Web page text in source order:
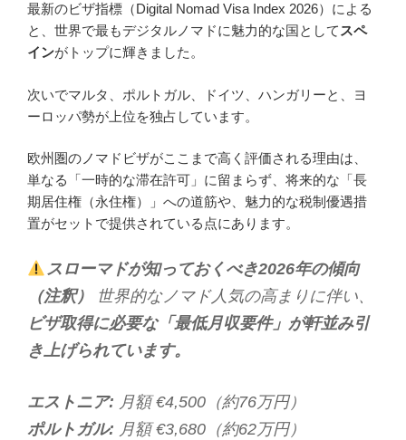
最新のビザ指標（Digital Nomad Visa Index 2026）による
と、世界で最もデジタルノマドに魅力的な国として スペ
インがトップに輝きました。
次いでマルタ、ポルトガル、ドイツ、ハンガリーと、ヨ
ーロッパ勢が上位を独占しています。
欧州圏のノマドビザがここまで高く評価される理由は、
単なる「一時的な滞在許可」に留まらず、将来的な「長
期居住権（永住権）」への道筋や、魅力的な税制優遇措
置がセットで提供されている点にあります。
スローマドが知っておくべき2026年の傾向
（注釈）
世界的なノマド人気の高まりに伴い、
ビザ取得に必要な「最低月収要件」が軒並み引
き上げられています。
エストニア: 月額 €4,500（約76万円）
ポルトガル: 月額 €3,680（約62万円）